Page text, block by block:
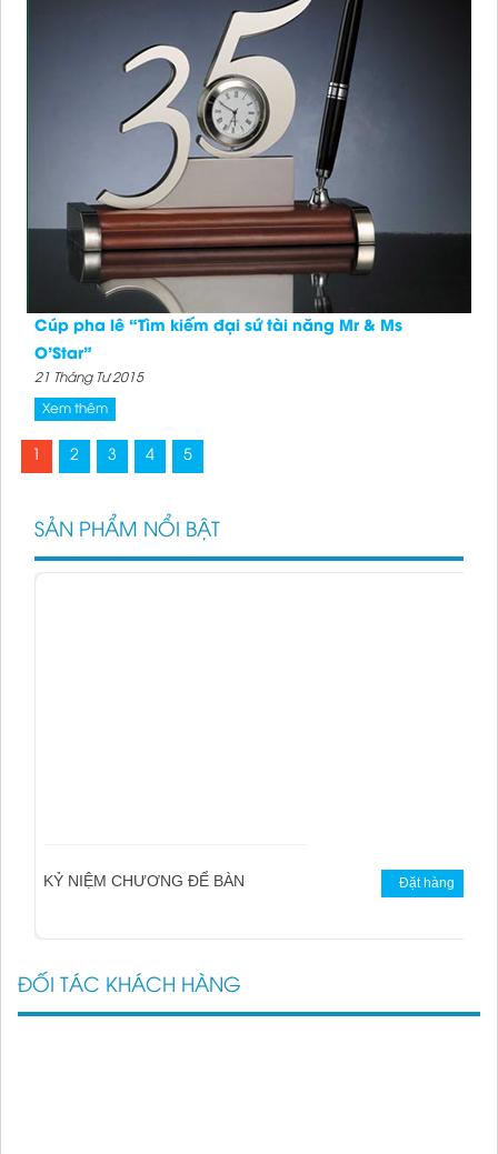
Cúp pha lê “Tìm kiếm đại sứ tài năng Mr & Ms
O’Star”
21 Tháng Tư 2015
Xem thêm
2 3 4 5
SẢN PHẨM NỔI BẬT
Kỷ niệm chương Đại hội 1
KỶ NIỆM CHƯƠNG ĐỂ BÀN Đặt hàng
ĐỐI TÁC KHÁCH HÀNG